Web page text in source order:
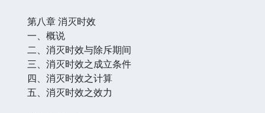
第八章 消灭时效
一、概说
二、消灭时效与除斥期间
三、消灭时效之成立条件
四、消灭时效之计算
五、消灭时效之效力